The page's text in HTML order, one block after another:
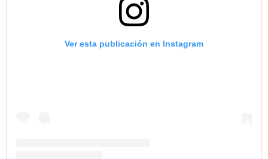
Ver esta publicación en Instagram